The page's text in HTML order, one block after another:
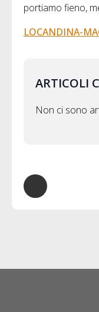
portiamo fieno,
LOCANDINA-
ARTICOLI
Non ci sono